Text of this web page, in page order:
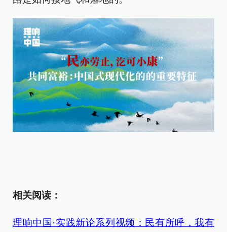
相关阅读：
理响中国·实践新论系列视频：民有所呼，我有